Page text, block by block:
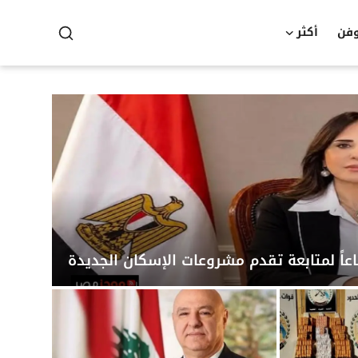
أكثر
لمتابعة تقدم مشروعات الإسكان الجديدة